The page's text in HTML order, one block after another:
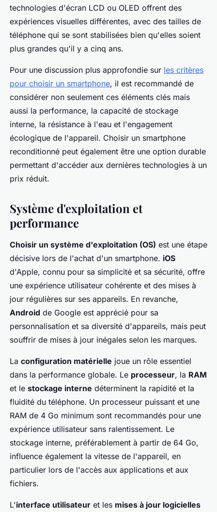
technologies d'écran LCD ou OLED offrent des
expériences visuelles différentes, avec des tailles de
téléphone qui se sont stabilisées bien qu'elles soient
plus grandes qu'il y a cinq ans.
Pour une discussion plus approfondie sur les critères
pour choisir un smartphone, il est recommandé de
considérer non seulement ces éléments clés mais
aussi la performance, la capacité de stockage
interne, la résistance à l'eau et l'engagement
écologique de l'appareil. Choisir un smartphone
reconditionné peut également être une option durable
permettant d'accéder aux dernières technologies à un
prix réduit.
Système d'exploitation et
performance
Choisir un système d'exploitation (OS) est une étape
décisive lors de l'achat d'un smartphone. iOS
d'Apple, connu pour sa simplicité et sa sécurité, offre
une expérience utilisateur cohérente et des mises à
jour régulières sur ses appareils. En revanche,
Android de Google est apprécié pour sa
personnalisation et sa diversité d'appareils, mais peut
souffrir de mises à jour inégales selon les marques.
La configuration matérielle joue un rôle essentiel
dans la performance globale. Le processeur, la RAM
et le stockage interne déterminent la rapidité et la
fluidité du téléphone. Un processeur puissant et une
RAM de 4 Go minimum sont recommandés pour une
expérience utilisateur sans ralentissement. Le
stockage interne, préférablement à partir de 64 Go,
influence également la vitesse de l'appareil, en
particulier lors de l'accès aux applications et aux
fichiers.
L'interface utilisateur et les mises à jour logicielles